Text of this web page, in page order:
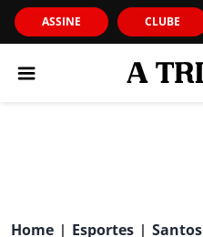
ASSINE CLUBE
Home | Esportes | Santos